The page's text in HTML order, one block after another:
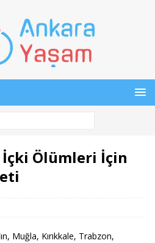
İçki Ölümleri İçin
Muğla, Kırıkkale, Trabzon,